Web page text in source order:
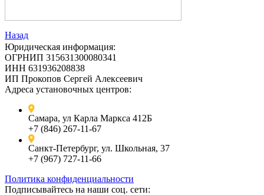
Назад
Юридическая информация:
ОГРНИП 315631300080341
ИНН 631936208838
ИП Прокопов Сергей Алексеевич
Адреса установочных центров:
Самара, ул Карла Маркса 412Б
+7 (846) 267-11-67
Санкт-Петербург, ул. Школьная, 37
+7 (967) 727-11-66
Политика конфиденциальности
Подписывайтесь на наши соц. сети: